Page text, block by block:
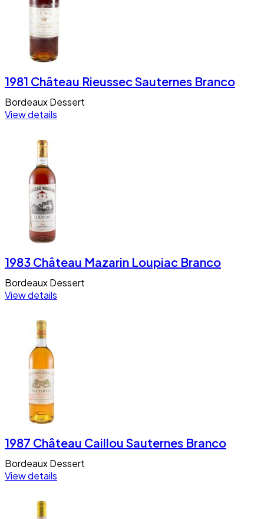
1981 Château Rieussec Sauternes Branco
BordeauxDessert
View details
1983 Château Mazarin Loupiac Branco
BordeauxDessert
View details
1987 Château Caillou Sauternes Branco
BordeauxDessert
View details